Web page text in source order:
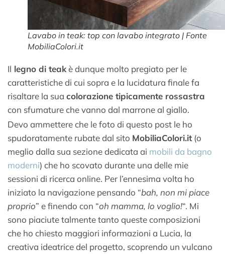
Lavabo in teak: top con lavabo integrato | Fonte
MobiliaColori.it
Il legno di teakè dunque molto pregiato per le
caratteristiche di cui sopra e la lucidatura finale fa
risaltare la sua colorazione tipicamente rossastra
con sfumature che vanno dal marrone al giallo.
Devo ammettere che le foto di questo post le ho
spudoratamente rubate dal sito MobiliaColori.it(o
meglio dalla sua sezione dedicata ai mobili da bagno
moderni) che ho scovato durante una delle mie
sessioni di ricerca online. Per l’ennesima volta ho
iniziato la navigazione pensando “bah, non mi piace
proprio” e finendo con “oh mamma, lo voglio!“. Mi
sono piaciute talmente tanto queste composizioni
che ho chiesto maggiori informazioni a Lucia, la
creativa ideatrice del progetto, scoprendo un vulcano